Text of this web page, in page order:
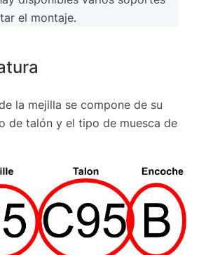
el montaje.
la mejilla se compone de su
de talón y el tipo de muesca de